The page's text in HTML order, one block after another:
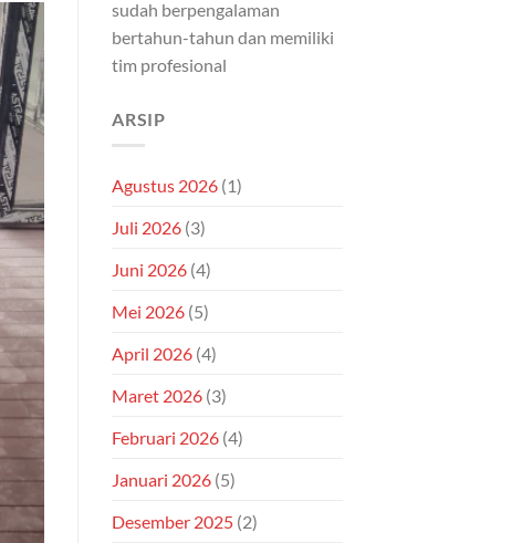
sudah berpengalaman
bertahun-tahun dan memiliki
tim profesional
ARSIP
Agustus 2026 (1)
Juli 2026 (3)
Juni 2026 (4)
Mei 2026 (5)
April 2026 (4)
Maret 2026 (3)
Februari 2026 (4)
Januari 2026 (5)
Desember 2025 (2)